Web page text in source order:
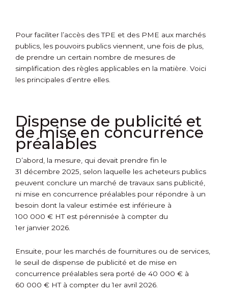
Pour faciliter l’accès des TPE et des PME aux marchés
publics, les pouvoirs publics viennent, une fois de plus,
de prendre un certain nombre de mesures de
simplification des règles applicables en la matière. Voici
les principales d’entre elles.
Dispense de publicité et
de mise en concurrence
préalables
D’abord, la mesure, qui devait prendre fin le
31 décembre 2025, selon laquelle les acheteurs publics
peuvent conclure un marché de travaux sans publicité,
ni mise en concurrence préalables pour répondre à un
besoin dont la valeur estimée est inférieure à
100 000 € HT est pérennisée à compter du
1er janvier 2026.
Ensuite, pour les marchés de fournitures ou de services,
le seuil de dispense de publicité et de mise en
concurrence préalables sera porté de 40 000 € à
60 000 € HT à compter du 1er avril 2026.